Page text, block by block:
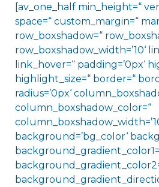
[av_one_half min_height=“
space=“ custom_margin=“
row_boxshadow=“
row_boxshadow_width=’10‘
link_hover=“ padding=’0px‘
highlight_size=“ border=“
radius=’0px‘
column_boxshadow_color=“
background=’bg_color‘